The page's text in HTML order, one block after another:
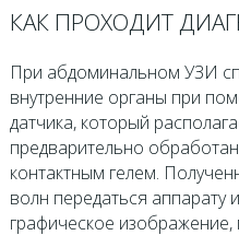
КАК ПРОХОДИТ
При абдоминальном УЗИ
внутренние органы при
датчика, который
предварительно
контактным гелем.
волн передаться аппарату
графическое